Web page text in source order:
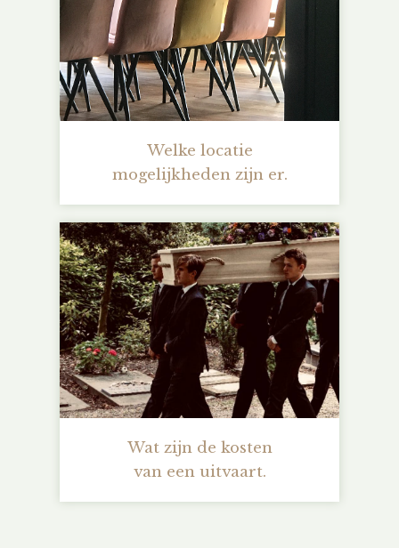
Welke locatie
mogelijkheden zijn er.
Wat zijn de kosten
van een uitvaart.